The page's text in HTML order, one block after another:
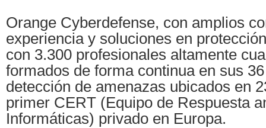
Orange Cyberdefense, con amplios
experiencia y soluciones en
con 3.300 profesionales altamente
formados de forma continua en sus
detección de amenazas ubicados en
primer CERT (Equipo de Respuesta
Informáticas) privado en Europa.